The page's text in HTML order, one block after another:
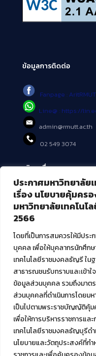
ประกาศมหาวิทยาลั
เรื่อง นโยบายคุ้มคร
มหาวิทยาลัยเทคโน
2566
โดยที่เป็นการสมควรให้มีปร
บุคคล เพื่อให้บุคลากรนักศึก
เทคโนโลยีราชมงคลธัญรี ใน
สาธารณชนรับทราบและเข้า
ข้อมูลส่วนบุคคล รวมถึงมาต
ส่วนบุคคลที่ดำเนินการโดยม
เป็นไปตามพระราชบัญญัติคุ้
เพื่อให้การบริหารราชการแล
เทคโนโลยีราชมงคลธัญบุรีด
นโยบายและวัตถุประสงค์ที่ก
ข้อมูลการติดต่อ
Fanpage :
Line@ : https://
admin@rmutt.ac.th
02 549 3074
บริการอื่นๆ ของ สวส.
ศูนย์สื่อดิจิทัล
ศูนย์นวัตกรรมและความรู้
ศูนย์พัฒนาและบริการน
สมัยใหม่ (MoSeC)
งานบริการวิชาการให้กั
โครงการส่งเสริมและพัฒ
กิจกรรมการเชื่อมโยงเ
เกษตร ภายใต้โครงการส่ง
กรมส่งเสริมอุตสาหกรรม
โครงการยกระดับเศรษฐ
ตำบล 1 มหาวิทยาลัย)